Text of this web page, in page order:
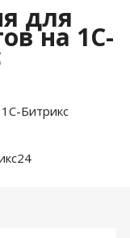
для
на 1С-
Битрикс